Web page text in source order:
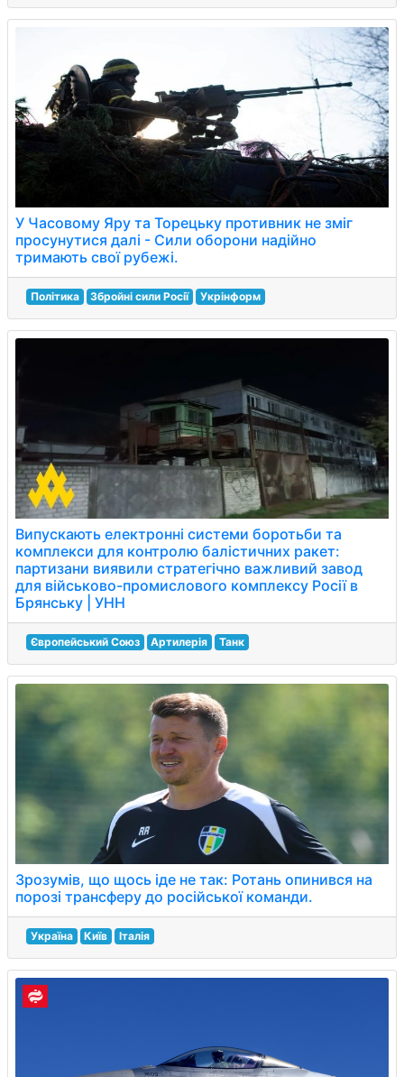
У Часовому Яру та Торецьку противник не зміг
просунутися далі - Сили оборони надійно
тримають свої рубежі.
Політика Збройні сили Росії Укрінформ
Випускають електронні системи боротьби та
комплекси для контролю балістичних ракет:
партизани виявили стратегічно важливий завод
для військово-промислового комплексу Росії в
Брянську | УНН
Європейський Союз Артилерія Танк
Зрозумів, що щось іде не так: Ротань опинився на
порозі трансферу до російської команди.
Україна Київ Італія